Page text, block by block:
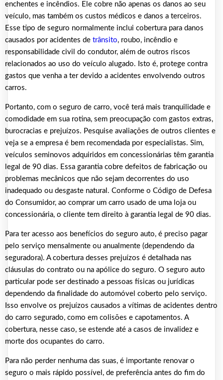
enchentes e incêndios. Ele cobre não apenas os danos ao seu
veículo, mas também os custos médicos e danos a terceiros.
Esse tipo de seguro normalmente inclui cobertura para danos
causados por acidentes de trânsito, roubo, incêndio e
responsabilidade civil do condutor, além de outros riscos
relacionados ao uso do veículo alugado. Isto é, protege contra
gastos que venha a ter devido a acidentes envolvendo outros
carros.
Portanto, com o seguro de carro, você terá mais tranquilidade e
comodidade em sua rotina, sem preocupação com gastos extras,
burocracias e prejuízos. Pesquise avaliações de outros clientes e
veja se a empresa é bem recomendada por especialistas. Sim,
veículos seminovos adquiridos em concessionárias têm garantia
legal de 90 dias. Essa garantia cobre defeitos de fabricação ou
problemas mecânicos que não sejam decorrentes do uso
inadequado ou desgaste natural. Conforme o Código de Defesa
do Consumidor, ao comprar um carro usado de uma loja ou
concessionária, o cliente tem direito à garantia legal de 90 dias.
Para ter acesso aos benefícios do seguro auto, é preciso pagar
pelo serviço mensalmente ou anualmente (dependendo da
seguradora). A cobertura desses prejuízos é detalhada nas
cláusulas do contrato ou na apólice do seguro. O seguro auto
particular pode ser destinado a pessoas físicas ou jurídicas
dependendo da finalidade do automóvel coberto pelo serviço.
Isso envolve os prejuízos causados a vítimas de acidentes dentro
do carro segurado, como em colisões e capotamentos. A
cobertura, nesse caso, se estende até a casos de invalidez e
morte dos ocupantes do carro.
Para não perder nenhuma das suas, é importante renovar o
seguro o mais rápido possível, de preferência antes do fim do